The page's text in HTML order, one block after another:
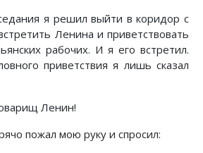
я решил выйти в коридор с
Ленина и приветствовать
рабочих. И я его встретил.
приветствия я лишь сказал
Ленин!
пожал мою руку и спросил: